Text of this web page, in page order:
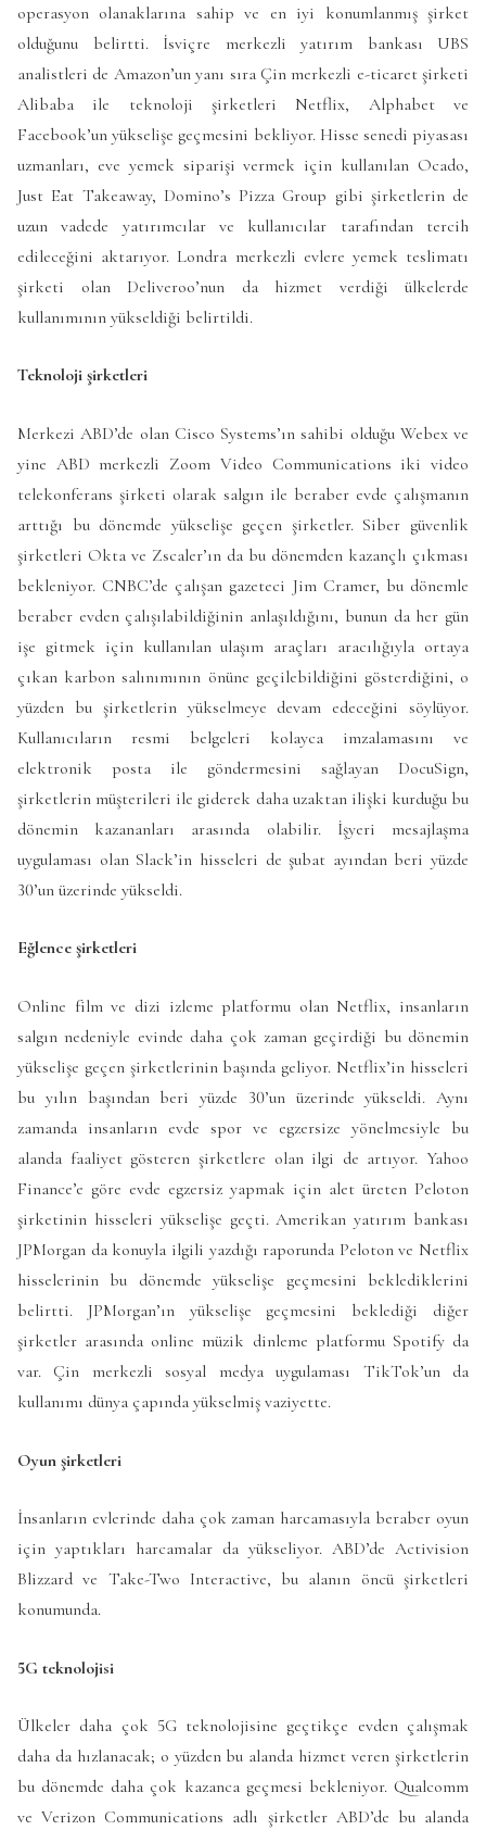
operasyon olanaklarına sahip ve en iyi konumlanmış şirket
olduğunu belirtti. İsviçre merkezli yatırım bankası UBS
analistleri de Amazon’un yanı sıra Çin merkezli e-ticaret şirketi
Alibaba ile teknoloji şirketleri Netflix, Alphabet ve
Facebook’un yükselişe geçmesini bekliyor. Hisse senedi piyasası
uzmanları, eve yemek siparişi vermek için kullanılan Ocado,
Just Eat Takeaway, Domino’s Pizza Group gibi şirketlerin de
uzun vadede yatırımcılar ve kullanıcılar tarafından tercih
edileceğini aktarıyor. Londra merkezli evlere yemek teslimatı
şirketi olan Deliveroo’nun da hizmet verdiği ülkelerde
kullanımının yükseldiği belirtildi.
Teknoloji şirketleri
Merkezi ABD’de olan Cisco Systems’ın sahibi olduğu Webex ve
yine ABD merkezli Zoom Video Communications iki video
telekonferans şirketi olarak salgın ile beraber evde çalışmanın
arttığı bu dönemde yükselişe geçen şirketler. Siber güvenlik
şirketleri Okta ve Zscaler’ın da bu dönemden kazançlı çıkması
bekleniyor. CNBC’de çalışan gazeteci Jim Cramer, bu dönemle
beraber evden çalışılabildiğinin anlaşıldığını, bunun da her gün
işe gitmek için kullanılan ulaşım araçları aracılığıyla ortaya
çıkan karbon salınımının önüne geçilebildiğini gösterdiğini, o
yüzden bu şirketlerin yükselmeye devam edeceğini söylüyor.
Kullanıcıların resmi belgeleri kolayca imzalamasını ve
elektronik posta ile göndermesini sağlayan DocuSign,
şirketlerin müşterileri ile giderek daha uzaktan ilişki kurduğu bu
dönemin kazananları arasında olabilir. İşyeri mesajlaşma
uygulaması olan Slack’in hisseleri de şubat ayından beri yüzde
30’un üzerinde yükseldi.
Eğlence şirketleri
Online film ve dizi izleme platformu olan Netflix, insanların
salgın nedeniyle evinde daha çok zaman geçirdiği bu dönemin
yükselişe geçen şirketlerinin başında geliyor. Netflix’in hisseleri
bu yılın başından beri yüzde 30’un üzerinde yükseldi. Aynı
zamanda insanların evde spor ve egzersize yönelmesiyle bu
alanda faaliyet gösteren şirketlere olan ilgi de artıyor. Yahoo
Finance’e göre evde egzersiz yapmak için alet üreten Peloton
şirketinin hisseleri yükselişe geçti. Amerikan yatırım bankası
JPMorgan da konuyla ilgili yazdığı raporunda Peloton ve Netflix
hisselerinin bu dönemde yükselişe geçmesini beklediklerini
belirtti. JPMorgan’ın yükselişe geçmesini beklediği diğer
şirketler arasında online müzik dinleme platformu Spotify da
var. Çin merkezli sosyal medya uygulaması TikTok’un da
kullanımı dünya çapında yükselmiş vaziyette.
Oyun şirketleri
İnsanların evlerinde daha çok zaman harcamasıyla beraber oyun
için yaptıkları harcamalar da yükseliyor. ABD’de Activision
Blizzard ve Take-Two Interactive, bu alanın öncü şirketleri
konumunda.
5G teknolojisi
Ülkeler daha çok 5G teknolojisine geçtikçe evden çalışmak
daha da hızlanacak; o yüzden bu alanda hizmet veren şirketlerin
bu dönemde daha çok kazanca geçmesi bekleniyor. Qualcomm
ve Verizon Communications adlı şirketler ABD’de bu alanda